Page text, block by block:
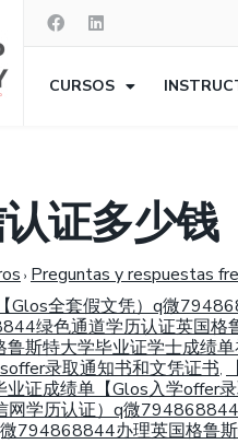
CURSOS
证多少
› Preguntas y respuestas
【Glos全套假文凭）q微
绿色通道学历认证英国格
鲁斯特大学毕业证学士成绩
录取通知书和文凭证书,
业证成绩单【Glos入学offer
网学历认证）q微
794868844办理英国格鲁